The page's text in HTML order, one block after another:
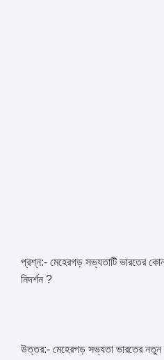
প্রশ্ন:- মেহেরগড় সভ্যতাটি ভারতের
নিদর্শন ?
উত্তর:- মেহেরগড় সভ্যতা ভারতের নতুন